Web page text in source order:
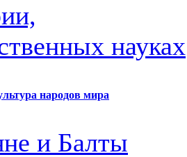
науках
народов мира
и Балты